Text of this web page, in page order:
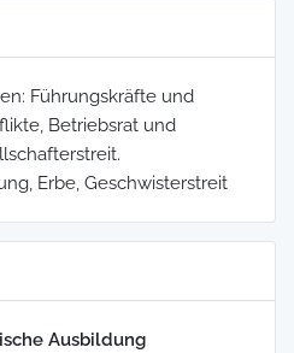
Führungskräfte und
Betriebsrat und
Erbe, Geschwisterstreit
Ausbildung